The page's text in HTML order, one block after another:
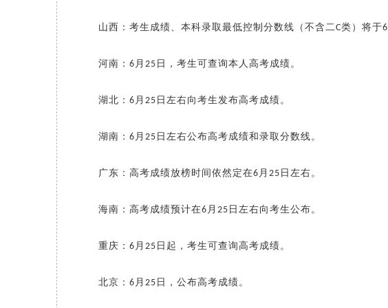
山西：考生成绩、本科录取最低控制分数线（不含二C类）将于6
河南： 6 月 25 日，考生可查询本人高考成绩。
湖北： 6 月 25 日左右向考生发布高考成绩。
湖南： 6 月 25 日左右公布高考成绩和录取分数线。
广东：高考成绩放榜时间依然定在6 月 25 日左右。
海南：高考成绩预计在6 月 25 日左右向考生公布。
重庆： 6 月 25 日起，考生可查询高考成绩。
北京： 6 月 25 日，公布高考成绩。